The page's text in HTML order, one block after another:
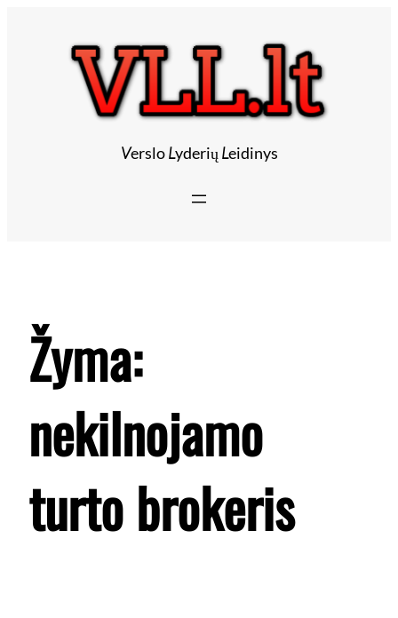
VersloLyderių Leidinys
Žyma:
nekilnojamo
turto brokeris